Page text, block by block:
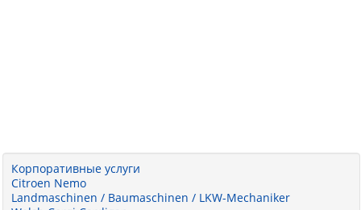
Корпоративные услуги
Citroen Nemo
Landmaschinen / Baumaschinen / LKW-Mechaniker